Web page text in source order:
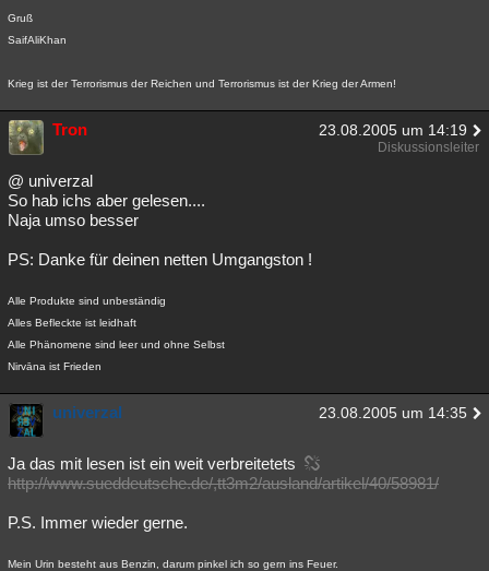
Gruß
SaifAliKhan
Krieg ist der Terrorismus der Reichen und Terrorismus ist der Krieg der Armen!
Tron 23.08.2005 um 14:19
Diskussionsleiter
@ univerzal
So hab ichs aber gelesen....
Naja umso besser
PS: Danke für deinen netten Umgangston !
Alle Produkte sind unbeständig
Alles Befleckte ist leidhaft
Alle Phänomene sind leer und ohne Selbst
Nirvāna ist Frieden
univerzal 23.08.2005 um 14:35
Ja das mit lesen ist ein weit verbreitetets
http://www.sueddeutsche.de/,tt3m2/ausland/artikel/40/58981/
P.S. Immer wieder gerne.
Mein Urin besteht aus Benzin, darum pinkel ich so gern ins Feuer.